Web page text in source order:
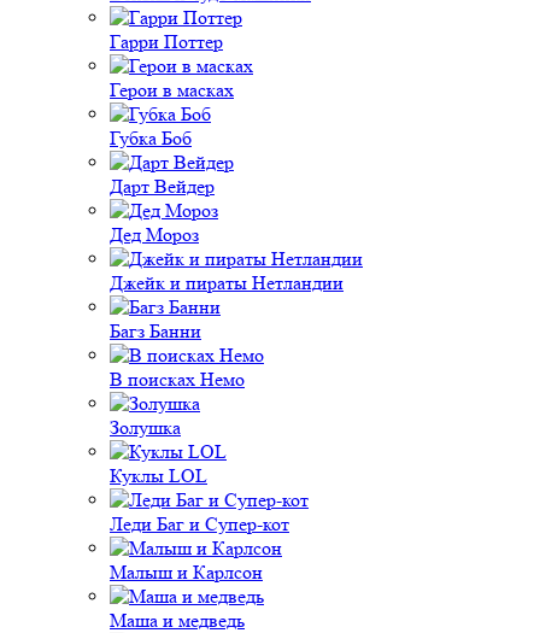
Гарри Поттер
Герои в масках
Губка Боб
Дарт Вейдер
Дед Мороз
Джейк и пираты Нетландии
Багз Банни
В поисках Немо
Золушка
Куклы LOL
Леди Баг и Супер-кот
Малыш и Карлсон
Маша и медведь